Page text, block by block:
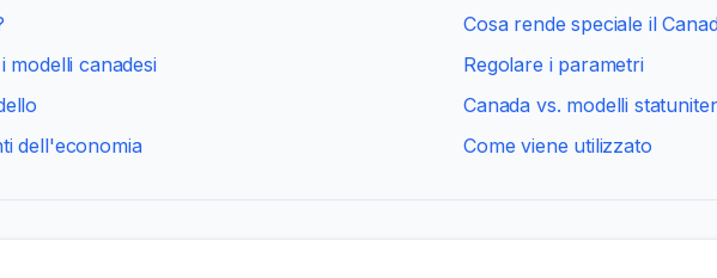
modelli canadesi
dell'economia
Cosa rende speciale il
Regolare i parametri
Canada vs. modelli
Come viene utilizzato